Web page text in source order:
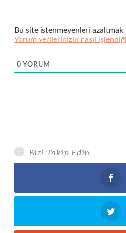
Bu site istenmeyenleri azaltmak
Yorum verilerinizin nasıl
0 YORUM
Bizi Takip Edin